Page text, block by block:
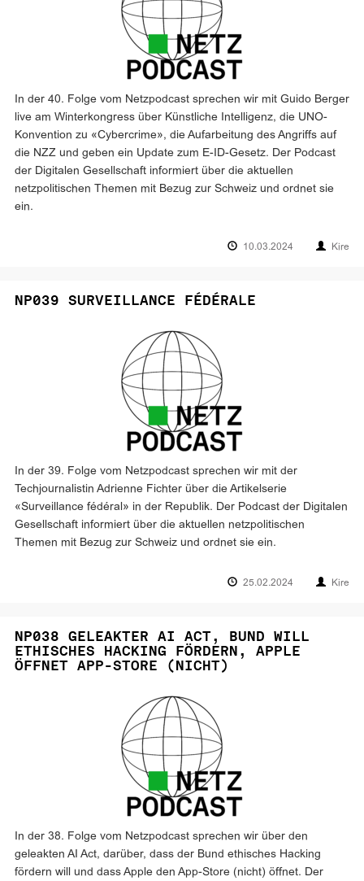
In der 40. Folge vom Netzpodcast sprechen wir mit Guido Berger
live am Winterkongress über Künstliche Intelligenz, die UNO-
Konvention zu «Cybercrime», die Aufarbeitung des Angriffs auf
die NZZ und geben ein Update zum E-ID-Gesetz. Der Podcast
der Digitalen Gesellschaft informiert über die aktuellen
netzpolitischen Themen mit Bezug zur Schweiz und ordnet sie
ein.
10.03.2024 Kire
NP039 SURVEILLANCE FÉDÉRALE
In der 39. Folge vom Netzpodcast sprechen wir mit der
Techjournalistin Adrienne Fichter über die Artikelserie
«Surveillance fédéral» in der Republik. Der Podcast der Digitalen
Gesellschaft informiert über die aktuellen netzpolitischen
Themen mit Bezug zur Schweiz und ordnet sie ein.
25.02.2024 Kire
NP038 GELEAKTER AI ACT, BUND WILL
ETHISCHES HACKING FÖRDERN, APPLE
ÖFFNET APP-STORE (NICHT)
In der 38. Folge vom Netzpodcast sprechen wir über den
geleakten AI Act, darüber, dass der Bund ethisches Hacking
fördern will und dass Apple den App-Store (nicht) öffnet. Der